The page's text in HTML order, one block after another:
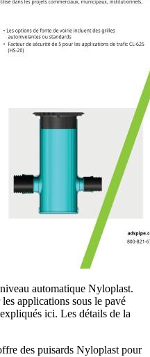
automatique Nyloplast.
applications sous le pavé
ici. Les détails de la
des puisards Nyloplast pour